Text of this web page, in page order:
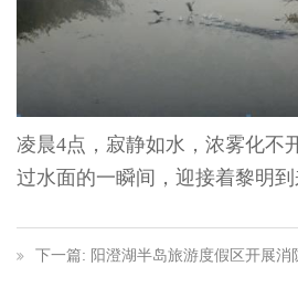
凌晨4点，寂静如水，浓雾化不
过水面的一瞬间，迎接着黎明到
下一篇: 阳澄湖半岛旅游度假区开展消